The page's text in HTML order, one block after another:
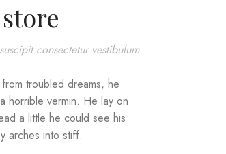
consectetur vestibulum
troubled dreams, he
horrible vermin. He lay on
a little he could see his
arches into stiff.